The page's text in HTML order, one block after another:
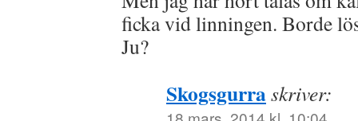
ficka vid linningen. Borde
Ju?
Skogsgurraskriver: